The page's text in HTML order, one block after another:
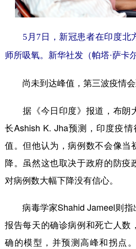
5月7日，新冠患者在印度北
师所吸氧。新华社发（帕塔·萨卡
尚未到达峰值，第三波疫情
据《今日印度》报道，布朗
长Ashish K. Jha预测，印度疫
值。但他认为，病例数不会像当
降。虽然这也取决于政府的防疫
对病例数大幅下降没有信心。
病毒学家Shahid Jameel则指
报告每天的确诊病例和死亡人数
确的模型，并预测高峰和拐点